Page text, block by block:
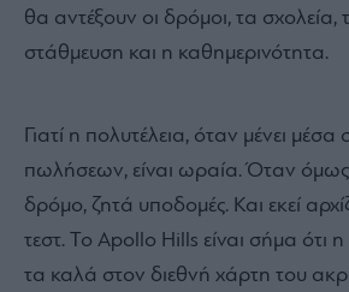
θα αντέξουν οι δρόμοι, τα σχολεία,
στάθμευση και η καθημερινότητα.
Γιατί η πολυτέλεια, όταν μένει
πωλήσεων, είναι ωραία. Όταν όμως
δρόμο, ζητά υποδομές. Και εκεί
τεστ. Το Apollo Hills είναι σήμα ότι
τα καλά στον διεθνή χάρτη του